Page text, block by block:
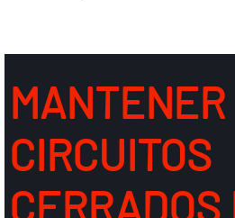
MANTENER
CIRCUITOS
CERRADOS